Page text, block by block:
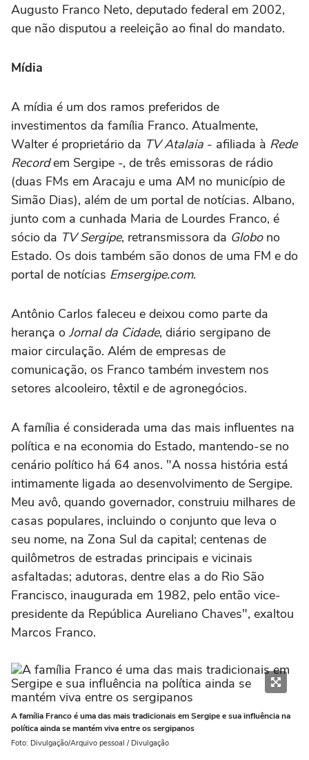
Augusto Franco Neto, deputado federal em 2002,
que não disputou a reeleição ao final do mandato.
Mídia
A mídia é um dos ramos preferidos de
investimentos da família Franco. Atualmente,
Walter é proprietário da TV Atalaia - afiliada à Rede
Recordem Sergipe -, de três emissoras de rádio
(duas FMs em Aracaju e uma AM no município de
Simão Dias), além de um portal de notícias. Albano,
junto com a cunhada Maria de Lourdes Franco, é
sócio da TV Sergipe, retransmissora da Globono
Estado. Os dois também são donos de uma FM e do
portal de notícias Emsergipe.com.
Antônio Carlos faleceu e deixou como parte da
herança o Jornal da Cidade, diário sergipano de
maior circulação. Além de empresas de
comunicação, os Franco também investem nos
setores alcooleiro, têxtil e de agronegócios.
A família é considerada uma das mais influentes na
política e na economia do Estado, mantendo-se no
cenário político há 64 anos. "A nossa história está
intimamente ligada ao desenvolvimento de Sergipe.
Meu avô, quando governador, construiu milhares de
casas populares, incluindo o conjunto que leva o
seu nome, na Zona Sul da capital; centenas de
quilômetros de estradas principais e vicinais
asfaltadas; adutoras, dentre elas a do Rio São
Francisco, inaugurada em 1982, pelo então vice-
presidente da República Aureliano Chaves", exaltou
Marcos Franco.
A família Franco é uma das mais tradicionais em Sergipe e sua influência na
política ainda se mantém viva entre os sergipanos
Foto: Divulgação/Arquivo pessoal / Divulgação